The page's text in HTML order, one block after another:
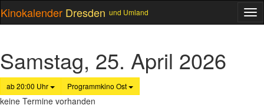
Kinokalender Dresden und Umland
Samstag, 25. April 2026
ab 20:00 Uhr Programmkino Ost
keine Termine vorhanden